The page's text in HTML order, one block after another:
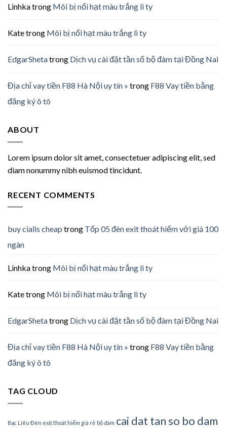
Linhkatrong Môi bị nổi hạt màu trắng li ty
Katetrong Môi bị nổi hạt màu trắng li ty
EdgarShetatrong Dịch vụ cài đặt tần số bộ đàm tại Đồng Nai
Địa chỉ vay tiền F88 Hà Nội uy tín » trong F88 Vay tiền bằng
đăng ký ô tô
ABOUT
Lorem ipsum dolor sit amet, consectetuer adipiscing elit, sed
diam nonummy nibh euismod tincidunt.
RECENT COMMENTS
buy cialis cheap trong Tốp 05 đèn exit thoát hiểm với giá 100
ngàn
Linhkatrong Môi bị nổi hạt màu trắng li ty
Katetrong Môi bị nổi hạt màu trắng li ty
EdgarShetatrong Dịch vụ cài đặt tần số bộ đàm tại Đồng Nai
Địa chỉ vay tiền F88 Hà Nội uy tín » trong F88 Vay tiền bằng
đăng ký ô tô
TAG CLOUD
Bạc Liêu Đèn exit thoát hiểm giá rẻ bộ đàm cai dat tan so bo dam